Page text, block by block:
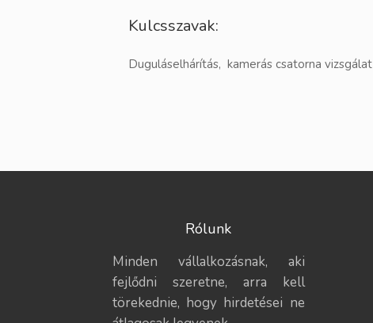
Kulcsszavak:
Duguláselhárítás, kamerás csatorna vizsgálat
Rólunk
Minden vállalkozásnak, aki
fejlődni szeretne, arra kell
törekednie, hogy hirdetései ne